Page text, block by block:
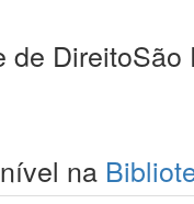
de DireitoSão
na